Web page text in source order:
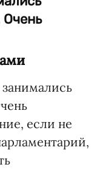
занимались
если не